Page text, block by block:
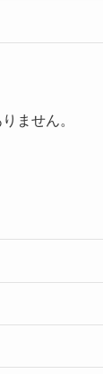
ません。